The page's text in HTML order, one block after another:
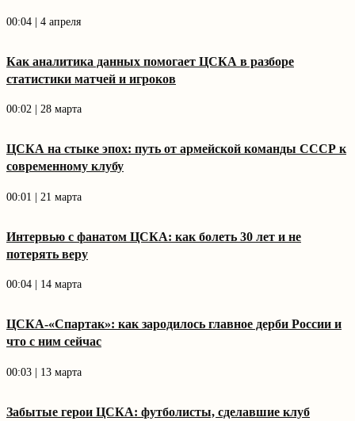
00:04 | 4 апреля
Как аналитика данных помогает ЦСКА в разборе
статистики матчей и игроков
00:02 | 28 марта
ЦСКА на стыке эпох: путь от армейской команды СССР к
современному клубу
00:01 | 21 марта
Интервью с фанатом ЦСКА: как болеть 30 лет и не
потерять веру
00:04 | 14 марта
ЦСКА-«Спартак»: как зародилось главное дерби России и
что с ним сейчас
00:03 | 13 марта
Забытые герои ЦСКА: футболисты, сделавшие клуб